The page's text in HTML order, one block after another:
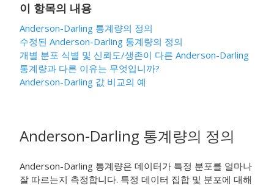
이 항목의 내용
Anderson-Darling 통계량의 정의
수정된 Anderson-Darling 통계량의 정의
개별 분포 식별 및 신뢰도/생존이 다른 Anderson-Darling
통계량과 다른 이유는 무엇입니까?
Anderson-Darling 값 비교의 예
Anderson-Darling 통계량의 정의
Anderson-Darling 통계량은 데이터가 특정 분포를 얼마나
잘 따르는지 측정합니다. 특정 데이터 집합 및 분포에 대해